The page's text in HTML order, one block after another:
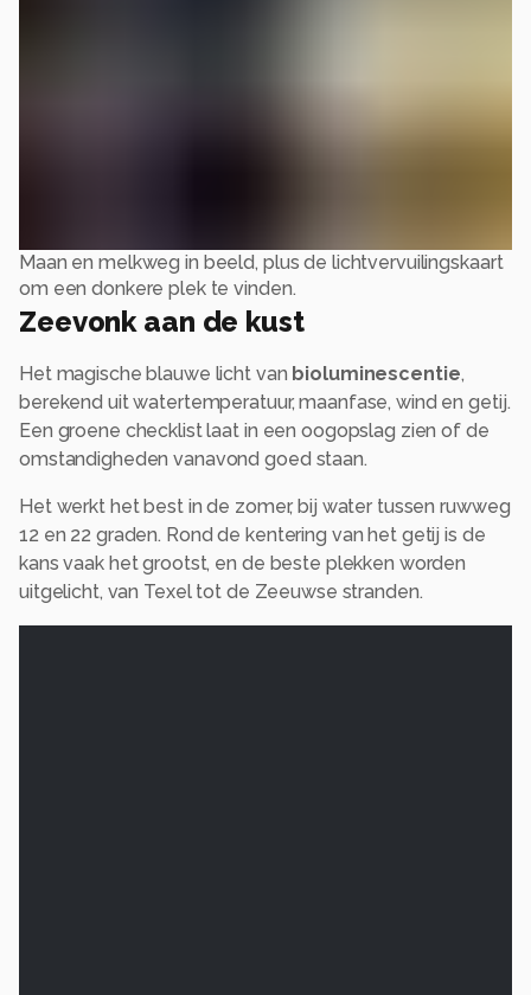
Maan en melkweg in beeld, plus de lichtvervuilingskaart
om een donkere plek te vinden.
Zeevonk aan de kust
Het magische blauwe licht van bioluminescentie,
berekend uit watertemperatuur, maanfase, wind en getij.
Een groene checklist laat in een oogopslag zien of de
omstandigheden vanavond goed staan.
Het werkt het best in de zomer, bij water tussen ruwweg
12 en 22 graden. Rond de kentering van het getij is de
kans vaak het grootst, en de beste plekken worden
uitgelicht, van Texel tot de Zeeuwse stranden.